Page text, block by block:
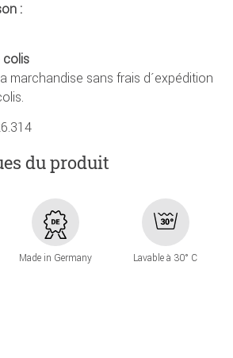
:
colis
marchandise sans frais d´expédition
du produit
Made in Germany Lavable à 30° C